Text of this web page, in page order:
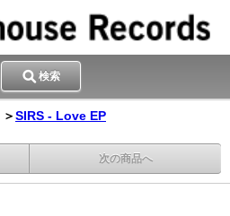
検索
＞SIRS - Love EP
次の商品へ